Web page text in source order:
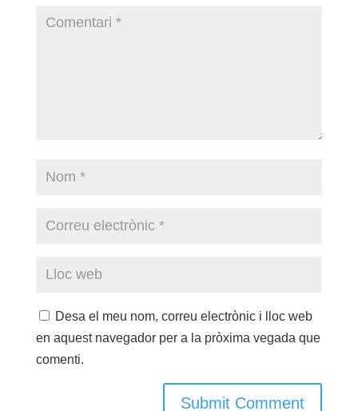
Desa el meu nom, correu electrònic i lloc web
en aquest navegador per a la pròxima vegada que
comenti.